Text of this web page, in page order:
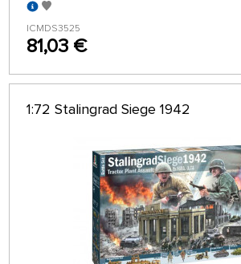
ICMDS3525
81,03 €
1:72 Stalingrad Siege 1942